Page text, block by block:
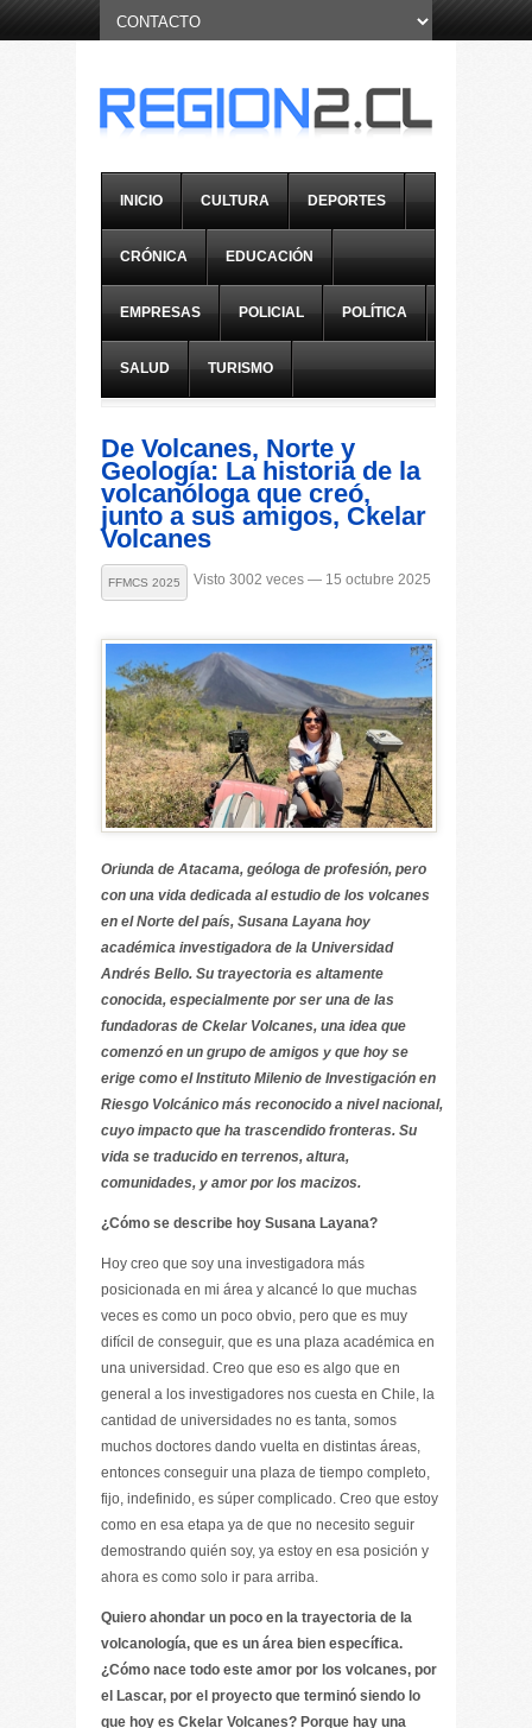
INICIO CULTURA DEPORTES
CRÓNICA EDUCACIÓN
EMPRESAS POLICIAL POLÍTICA
SALUD TURISMO
De Volcanes, Norte y
Geología: La historia de la
volcanóloga que creó,
junto a sus amigos, Ckelar
Volcanes
FFMCS 2025 Visto 3002 veces — 15 octubre 2025
Oriunda de Atacama, geóloga de profesión, pero
con una vida dedicada al estudio de los volcanes
en el Norte del país, Susana Layana hoy
académica investigadora de la Universidad
Andrés Bello. Su trayectoria es altamente
conocida, especialmente por ser una de las
fundadoras de Ckelar Volcanes, una idea que
comenzó en un grupo de amigos y que hoy se
erige como el Instituto Milenio de Investigación en
Riesgo Volcánico más reconocido a nivel nacional,
cuyo impacto que ha trascendido fronteras. Su
vida se traducido en terrenos, altura,
comunidades, y amor por los macizos.
¿Cómo se describe hoy Susana Layana?
Hoy creo que soy una investigadora más
posicionada en mi área y alcancé lo que muchas
veces es como un poco obvio, pero que es muy
difícil de conseguir, que es una plaza académica en
una universidad. Creo que eso es algo que en
general a los investigadores nos cuesta en Chile, la
cantidad de universidades no es tanta, somos
muchos doctores dando vuelta en distintas áreas,
entonces conseguir una plaza de tiempo completo,
fijo, indefinido, es súper complicado. Creo que estoy
como en esa etapa ya de que no necesito seguir
demostrando quién soy, ya estoy en esa posición y
ahora es como solo ir para arriba.
Quiero ahondar un poco en la trayectoria de la
volcanología, que es un área bien específica.
¿Cómo nace todo este amor por los volcanes, por
el Lascar, por el proyecto que terminó siendo lo
que hoy es Ckelar Volcanes? Porque hay una